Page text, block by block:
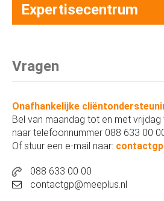
Expertisecentrum
Vragen
Onafhankelijke
Bel van maandag tot en met
naar telefoonnummer 088 633 00
Of stuur een e-mail naar:
088 633 00 00
contactgp@meeplus.nl